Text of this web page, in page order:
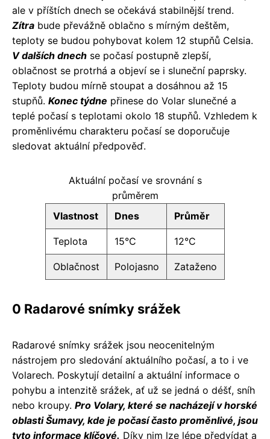
ale v příštích dnech se očekává stabilnější trend.
Zítra bude převážně oblačno s mírným deštěm,
teploty se budou pohybovat kolem 12 stupňů Celsia.
V dalších dnech se počasí postupně zlepší,
oblačnost se protrhá a objeví se i sluneční paprsky.
Teploty budou mírně stoupat a dosáhnou až 15
stupňů. Konec týdne přinese do Volar slunečné a
teplé počasí s teplotami okolo 18 stupňů. Vzhledem k
proměnlivému charakteru počasí se doporučuje
sledovat aktuální předpověď.
Aktuální počasí ve srovnání s
průměrem
Vlastnost
Dnes Průměr
Teplota 15°C 12°C
Oblačnost Polojasno Zataženo
0 Radarové snímky srážek
Radarové snímky srážek jsou neocenitelným
nástrojem pro sledování aktuálního počasí, a to i ve
Volarech. Poskytují detailní a aktuální informace o
pohybu a intenzitě srážek, ať už se jedná o déšť, sníh
nebo kroupy. Pro Volary, které se nacházejí v horské
oblasti Šumavy, kde je počasí často proměnlivé, jsou
tyto informace klíčové. Díky nim lze lépe předvídat a